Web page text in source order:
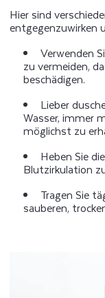
Hier sind
entgegenzuwirken
Verwenden
zu vermeiden,
beschädigen.
Lieber
Wasser, immer
möglichst zu
Heben Sie
Blutzirkulation
Tragen Sie
sauberen,